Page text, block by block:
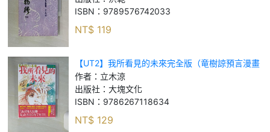
ISBN： 9789576742033
NT$ 119
【UT2】我所看見的未來完全版（竜樹諒預言漫畫
集）_立木涼
作者： 立木涼
出版社： 大塊文化
ISBN： 9786267118634
NT$ 129